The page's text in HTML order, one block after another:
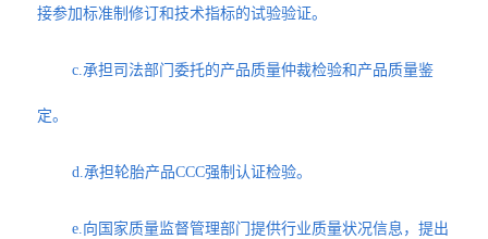
接参加标准制修订和技术指标的试验验证。
c.承担司法部门委托的产品质量仲裁检验和产品质量鉴
定。
d.承担轮胎产品CCC强制认证检验。
e.向国家质量监督管理部门提供行业质量状况信息，提出